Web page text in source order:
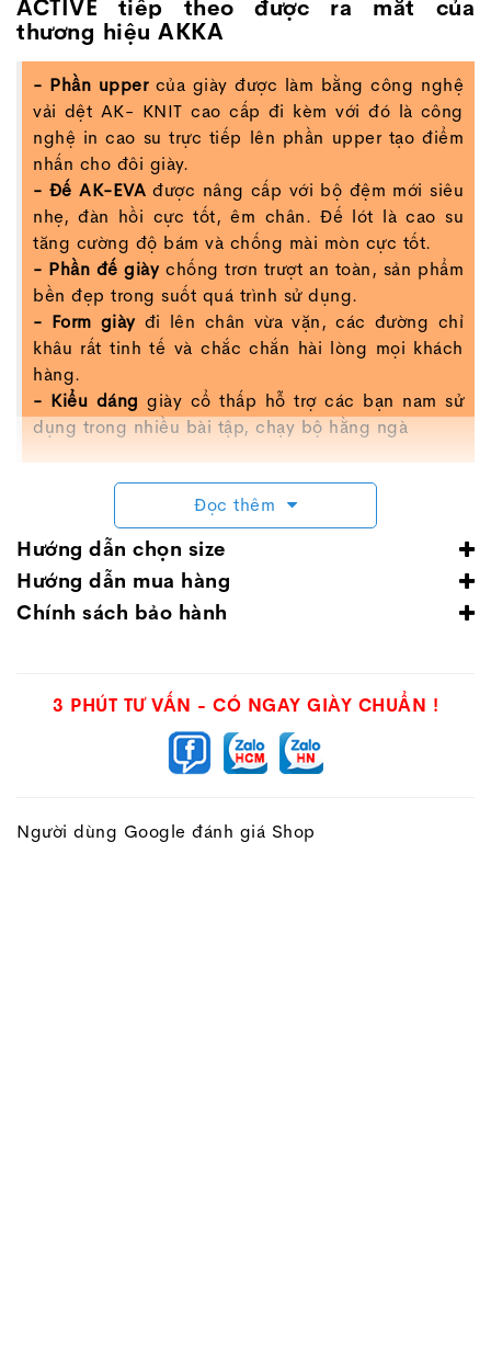
ACTIVE tiếp theo được ra mắt của
thương hiệu AKKA
- Phần upper của giày được làm bằng công nghệ
vải dệt AK- KNIT cao cấp đi kèm với đó là công
nghệ in cao su trực tiếp lên phần upper tạo điểm
nhấn cho đôi giày.
- Đế AK-EVA được nâng cấp với bộ đệm mới siêu
nhẹ, đàn hồi cực tốt, êm chân. Đế lót là cao su
tăng cường độ bám và chống mài mòn cực tốt.
- Phần đế giàychống trơn trượt an toàn, sản phẩm
bền đẹp trong suốt quá trình sử dụng.
- Form giàyđi lên chân vừa vặn, các đường chỉ
khâu rất tinh tế và chắc chắn hài lòng mọi khách
hàng.
- Kiểu dáng giày cổ thấp hỗ trợ các bạn nam sử
dụng trong nhiều bài tập, chạy bộ hằng ngà
Đọc thêm
Hướng dẫn chọn size
Hướng dẫn mua hàng
Chính sách bảo hành
3 PHÚT TƯ VẤN - CÓ NGAY GIÀY CHUẨN !
Người dùng Google đánh giá Shop